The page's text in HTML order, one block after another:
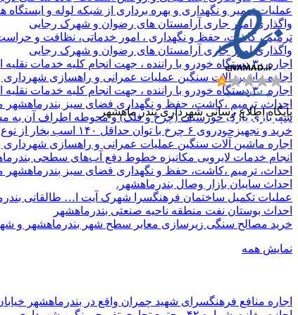
عملیات تعمیر و نگهداری و بهره برداری از شبکه لوله و
واگذاری امور جاری آرامستان های رضوان و شهرک رجایی
ترمیم ، کاشت، حفظ و نگهداری ، امور خدماتی، نظافت و حراست از
واگذاری امور جاری آرامستان های رضوان و شهرک رجایی
اجاره ۳۰ دستگاه خودرو با راننده ، جهت انجام کلیه خدمات نقلیه ای
اجاره ماشین آلات سنگین عملیات عمرانی و راهسازی شهرداری
اجاره ۳۰ دستگاه خودرو با راننده ، جهت انجام کلیه خدمات نقلیه ای
احداث، ترمیم ،کاشت، حفظ و نگهداری فضای سبز بندرماهشهر
شهربازی پارک خورسیف (چرخ و فلک) و محوطه اطراف آن به مساحت ۱۵۰۰ متر مربع واقع در بندر ماهشهر – خور سیف – مجموعه
خرید و تجهیزخودروی ۶ چرخ با توان حداقل ۱۴۰ اسب بخار از نوع ۲*۴ از برند کامیونت جک ۸.۵ تن تک کابین با کاربری آتش نشانی
اجاره ماشین آلات سنگین عملیات عمرانی و راهسازی شهرداری
انجام خدمات لایروبی مکانیزه خطوط دفع آب‌های سطحی
احداث، ترمیم ،کاشت، حفظ و نگهداری فضای سبز بندرماهشهر منطقه
احداث سایبان بازار وصال بندرماهشهر.
عملیات تکمیل ساختمان فرهنگسرا شهرک آیت ا… طالقانی بندرماهشهر
احداث بوستان نفت منطقه ناحیه صنعتی بندرماهشهر
خرید مصالح سنگی زیرسازی معابر سطح شهر بندرماهشهر و
نمایش همه
اجاره منافع فرهنگسرای شهید چمران واقع در بندرماهشهر
پایگاه اطلاع رسانی شهرداری بندر ماهشهر